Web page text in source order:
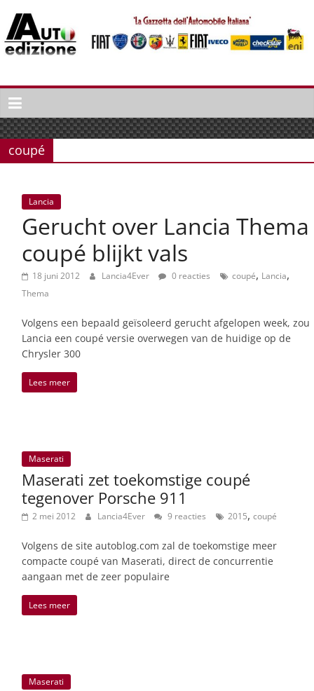
naar
inhoud
Auto
Edizione
La
Gazetta
dell'Automobile
Italiaans
autonieuws
lifestyle
coupé
Lancia
Gerucht over Lancia Thema
coupé blijkt vals
18 juni 2012 Lancia4Ever 0 reacties coupé, Lancia,
Thema
Volgens een bepaald geïsoleerd gerucht afgelopen week, zou
Lancia een coupé versie overwegen van de huidige op de
Chrysler 300
Lees meer
Maserati
Maserati zet toekomstige coupé
tegenover Porsche 911
2 mei 2012 Lancia4Ever 9 reacties 2015, coupé
Volgens de site autoblog.com zal de toekomstige meer
compacte coupé van Maserati, direct de concurrentie
aangaan met de zeer populaire
Lees meer
Maserati